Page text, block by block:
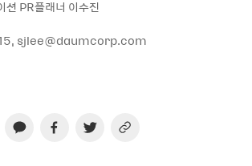
션 PR플래너 이수진
sjlee@daumcorp.com